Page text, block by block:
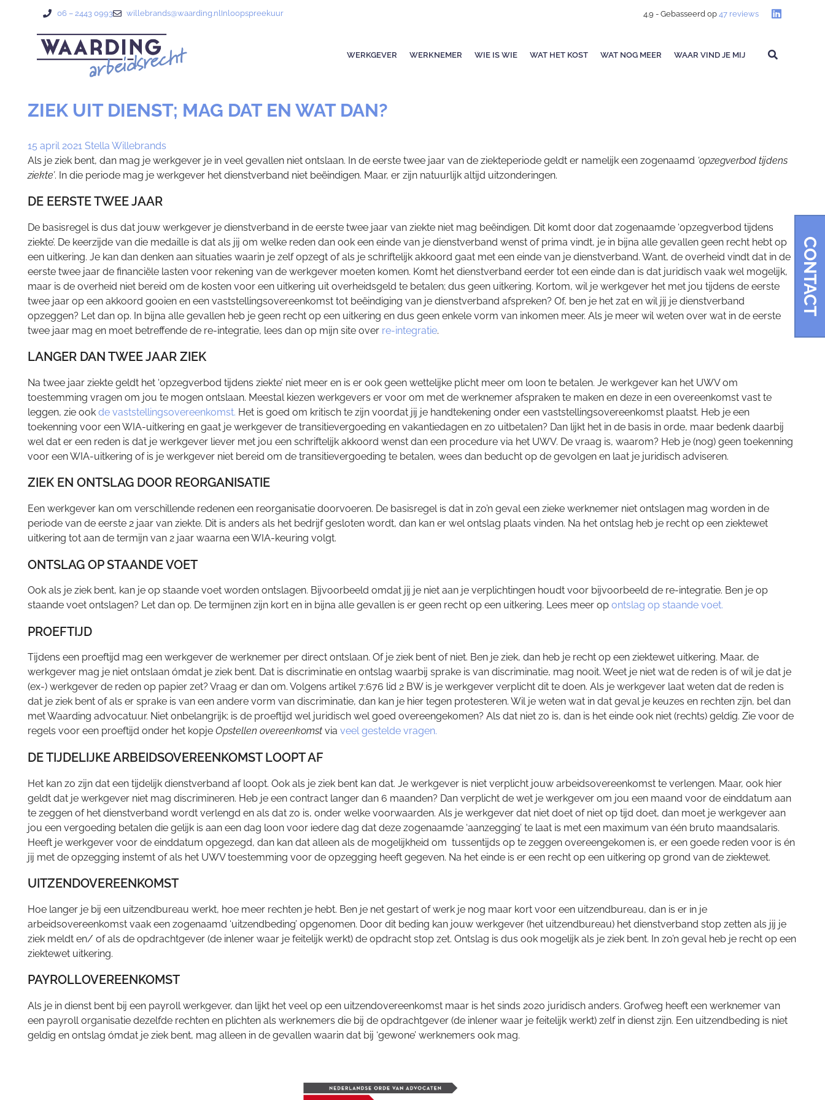
CONTACT
06 – 2443 0993 willebrands@waarding.nlInloopspreekuur 4.9 - Gebasseerd op 47 reviews
WERKGEVER WERKNEMER WIE IS WIE WAT HET KOST WAT NOG MEER WAAR VIND JE MIJ
ZIEK UIT DIENST; MAG DAT EN WAT DAN?
15 april 2021 Stella Willebrands
Als je ziek bent, dan mag je werkgever je in veel gevallen niet ontslaan. In de eerste twee jaar van de ziekteperiode geldt er namelijk een zogenaamd ‘opzegverbod tijdens
ziekte’. In die periode mag je werkgever het dienstverband niet beëindigen. Maar, er zijn natuurlijk altijd uitzonderingen.
DE EERSTE TWEE JAAR
De basisregel is dus dat jouw werkgever je dienstverband in de eerste twee jaar van ziekte niet mag beëindigen. Dit komt door dat zogenaamde ‘opzegverbod tijdens
ziekte’. De keerzijde van die medaille is dat als jij om welke reden dan ook een einde van je dienstverband wenst of prima vindt, je in bijna alle gevallen geen recht hebt op
een uitkering. Je kan dan denken aan situaties waarin je zelf opzegt of als je schriftelijk akkoord gaat met een einde van je dienstverband. Want, de overheid vindt dat in de
eerste twee jaar de financiële lasten voor rekening van de werkgever moeten komen. Komt het dienstverband eerder tot een einde dan is dat juridisch vaak wel mogelijk,
maar is de overheid niet bereid om de kosten voor een uitkering uit overheidsgeld te betalen; dus geen uitkering. Kortom, wil je werkgever het met jou tijdens de eerste
twee jaar op een akkoord gooien en een vaststellingsovereenkomst tot beëindiging van je dienstverband afspreken? Of, ben je het zat en wil jij je dienstverband
opzeggen? Let dan op. In bijna alle gevallen heb je geen recht op een uitkering en dus geen enkele vorm van inkomen meer. Als je meer wil weten over wat in de eerste
twee jaar mag en moet betreffende de re-integratie, lees dan op mijn site over re-integratie.
LANGER DAN TWEE JAAR ZIEK
Na twee jaar ziekte geldt het ‘opzegverbod tijdens ziekte’ niet meer en is er ook geen wettelijke plicht meer om loon te betalen. Je werkgever kan het UWV om
toestemming vragen om jou te mogen ontslaan. Meestal kiezen werkgevers er voor om met de werknemer afspraken te maken en deze in een overeenkomst vast te
leggen, zie ook de vaststellingsovereenkomst. Het is goed om kritisch te zijn voordat jij je handtekening onder een vaststellingsovereenkomst plaatst. Heb je een
toekenning voor een WIA-uitkering en gaat je werkgever de transitievergoeding en vakantiedagen en zo uitbetalen? Dan lijkt het in de basis in orde, maar bedenk daarbij
wel dat er een reden is dat je werkgever liever met jou een schriftelijk akkoord wenst dan een procedure via het UWV. De vraag is, waarom? Heb je (nog) geen toekenning
voor een WIA-uitkering of is je werkgever niet bereid om de transitievergoeding te betalen, wees dan beducht op de gevolgen en laat je juridisch adviseren.
ZIEK EN ONTSLAG DOOR REORGANISATIE
Een werkgever kan om verschillende redenen een reorganisatie doorvoeren. De basisregel is dat in zo’n geval een zieke werknemer niet ontslagen mag worden in de
periode van de eerste 2 jaar van ziekte. Dit is anders als het bedrijf gesloten wordt, dan kan er wel ontslag plaats vinden. Na het ontslag heb je recht op een ziektewet
uitkering tot aan de termijn van 2 jaar waarna een WIA-keuring volgt.
ONTSLAG OP STAANDE VOET
Ook als je ziek bent, kan je op staande voet worden ontslagen. Bijvoorbeeld omdat jij je niet aan je verplichtingen houdt voor bijvoorbeeld de re-integratie. Ben je op
staande voet ontslagen? Let dan op. De termijnen zijn kort en in bijna alle gevallen is er geen recht op een uitkering. Lees meer op ontslag op staande voet.
PROEFTIJD
Tijdens een proeftijd mag een werkgever de werknemer per direct ontslaan. Of je ziek bent of niet. Ben je ziek, dan heb je recht op een ziektewet uitkering. Maar, de
werkgever mag je niet ontslaan ómdat je ziek bent. Dat is discriminatie en ontslag waarbij sprake is van discriminatie, mag nooit. Weet je niet wat de reden is of wil je dat je
(ex-) werkgever de reden op papier zet? Vraag er dan om. Volgens artikel 7:676 lid 2 BW is je werkgever verplicht dit te doen. Als je werkgever laat weten dat de reden is
dat je ziek bent of als er sprake is van een andere vorm van discriminatie, dan kan je hier tegen protesteren. Wil je weten wat in dat geval je keuzes en rechten zijn, bel dan
met Waarding advocatuur. Niet onbelangrijk; is de proeftijd wel juridisch wel goed overeengekomen? Als dat niet zo is, dan is het einde ook niet (rechts) geldig. Zie voor de
regels voor een proeftijd onder het kopje Opstellen overeenkomstvia veel gestelde vragen.
DE TIJDELIJKE ARBEIDSOVEREENKOMST LOOPT AF
Het kan zo zijn dat een tijdelijk dienstverband af loopt. Ook als je ziek bent kan dat. Je werkgever is niet verplicht jouw arbeidsovereenkomst te verlengen. Maar, ook hier
geldt dat je werkgever niet mag discrimineren. Heb je een contract langer dan 6 maanden? Dan verplicht de wet je werkgever om jou een maand voor de einddatum aan
te zeggen of het dienstverband wordt verlengd en als dat zo is, onder welke voorwaarden. Als je werkgever dat niet doet of niet op tijd doet, dan moet je werkgever aan
jou een vergoeding betalen die gelijk is aan een dag loon voor iedere dag dat deze zogenaamde ‘aanzegging’ te laat is met een maximum van één bruto maandsalaris.
Heeft je werkgever voor de einddatum opgezegd, dan kan dat alleen als de mogelijkheid om tussentijds op te zeggen overeengekomen is, er een goede reden voor is én
jij met de opzegging instemt of als het UWV toestemming voor de opzegging heeft gegeven. Na het einde is er een recht op een uitkering op grond van de ziektewet.
UITZENDOVEREENKOMST
Hoe langer je bij een uitzendbureau werkt, hoe meer rechten je hebt. Ben je net gestart of werk je nog maar kort voor een uitzendbureau, dan is er in je
arbeidsovereenkomst vaak een zogenaamd ‘uitzendbeding’ opgenomen. Door dit beding kan jouw werkgever (het uitzendbureau) het dienstverband stop zetten als jij je
ziek meldt en/ of als de opdrachtgever (de inlener waar je feitelijk werkt) de opdracht stop zet. Ontslag is dus ook mogelijk als je ziek bent. In zo’n geval heb je recht op een
ziektewet uitkering.
PAYROLLOVEREENKOMST
Als je in dienst bent bij een payroll werkgever, dan lijkt het veel op een uitzendovereenkomst maar is het sinds 2020 juridisch anders. Grofweg heeft een werknemer van
een payroll organisatie dezelfde rechten en plichten als werknemers die bij de opdrachtgever (de inlener waar je feitelijk werkt) zelf in dienst zijn. Een uitzendbeding is niet
geldig en ontslag ómdat je ziek bent, mag alleen in de gevallen waarin dat bij ‘gewone’ werknemers ook mag.